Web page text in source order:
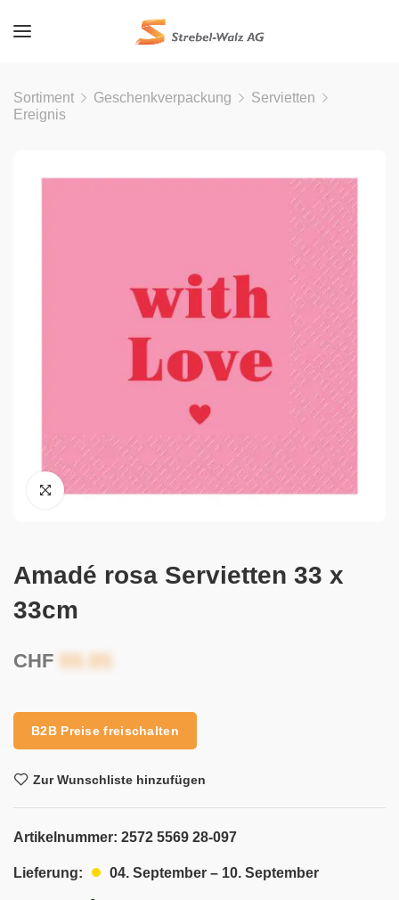
Sortiment Geschenkverpackung
Servietten
Ereignis
Amadé rosa Servietten 33 x
33cm
CHF
B2B Preise freischalten
Zur Wunschliste hinzufügen
Artikelnummer: 2572 5569 28-097
Lieferung: 04. September – 10. September